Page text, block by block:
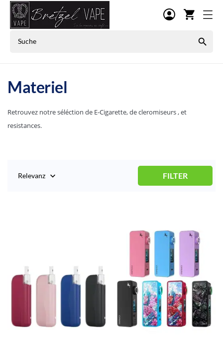
shopping_cart

Materiel
Retrouvez notre séléction de E-Cigarette, de cleromiseurs , et
resistances.
Relevanz  FILTER